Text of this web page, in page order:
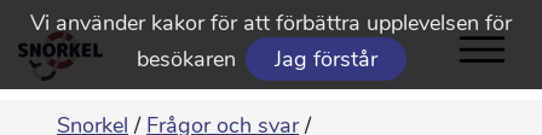
Vi använder kakor för att förbättra upplevelsen för
besökaren
Jag förstår
Snorkel / Frågor och svar /